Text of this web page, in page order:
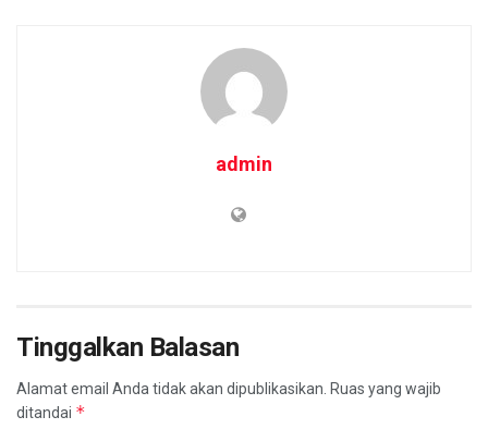
admin
Tinggalkan Balasan
Alamat email Anda tidak akan dipublikasikan. Ruas yang wajib
ditandai *